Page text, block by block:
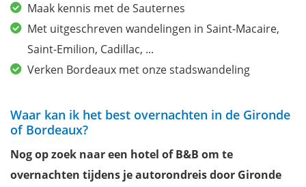
Maak kennis met de Sauternes
Met uitgeschreven wandelingen in Saint-Macaire,
Saint-Emilion, Cadillac, ...
Verken Bordeaux met onze stadswandeling
Waar kan ik het best overnachten in de Gironde
of Bordeaux?
Nog op zoek naar een hotel of B&B om te
overnachten tijdens je autorondreis door Gironde